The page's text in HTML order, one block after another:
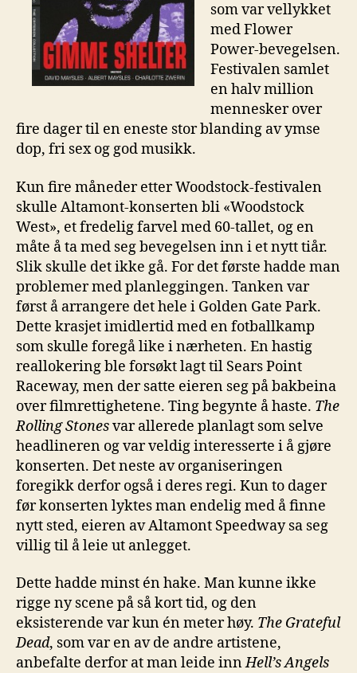
som var vellykket
med Flower
Power-bevegelsen.
Festivalen samlet
en halv million
mennesker over
fire dager til en eneste stor blanding av ymse
dop, fri sex og god musikk.
Kun fire måneder etter Woodstock-festivalen
skulle Altamont-konserten bli «Woodstock
West», et fredelig farvel med 60-tallet, og en
måte å ta med seg bevegelsen inn i et nytt tiår.
Slik skulle det ikke gå. For det første hadde man
problemer med planleggingen. Tanken var
først å arrangere det hele i Golden Gate Park.
Dette krasjet imidlertid med en fotballkamp
som skulle foregå like i nærheten. En hastig
reallokering ble forsøkt lagt til Sears Point
Raceway, men der satte eieren seg på bakbeina
over filmrettighetene. Ting begynte å haste. The
Rolling Stonesvar allerede planlagt som selve
headlineren og var veldig interesserte i å gjøre
konserten. Det neste av organiseringen
foregikk derfor også i deres regi. Kun to dager
før konserten lyktes man endelig med å finne
nytt sted, eieren av Altamont Speedway sa seg
villig til å leie ut anlegget.
Dette hadde minst én hake. Man kunne ikke
rigge ny scene på så kort tid, og den
eksisterende var kun én meter høy. The Grateful
Dead, som var en av de andre artistene,
anbefalte derfor at man leide innHell’s Angels